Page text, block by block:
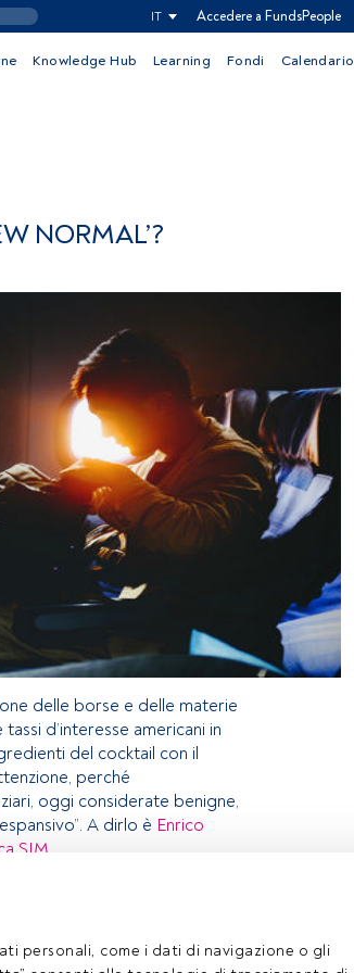
personali, come i dati di navigazione o gli
IT Accedere a FundsPeople
Knowledge Hub Learning Fondi Calendario
NORMAL’?
delle borse e delle materie
d’interesse americani in
del cocktail con il
perché
oggi considerate benigne,
A dirlo è Enrico
SIM
account, ti invitiamo a